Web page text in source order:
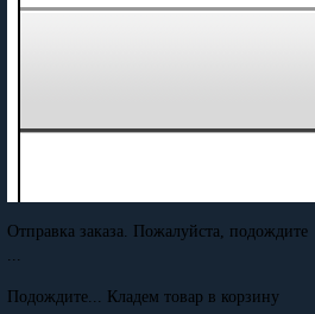
Отправка заказа. Пожалуйста, подождите
...
Подождите... Кладем товар в корзину